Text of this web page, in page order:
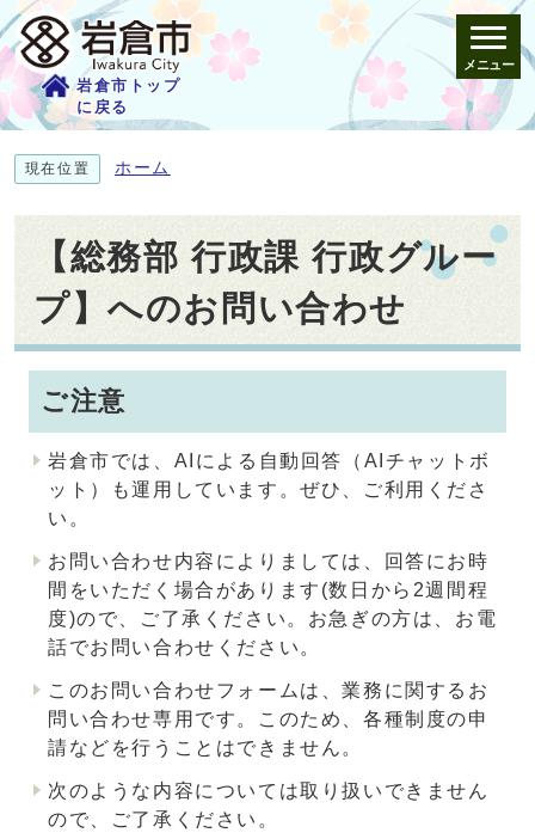
岩倉市トップ
に戻る
メニュー
現在位置 ホーム
【総務部 行政課 行政グルー
プ】へのお問い合わせ
ご注意
岩倉市では、AIによる自動回答（AIチャットボ
ット）も運用しています。ぜひ、ご利用くださ
い。
お問い合わせ内容によりましては、回答にお時
間をいただく場合があります(数日から2週間程
度)ので、ご了承ください。お急ぎの方は、お電
話でお問い合わせください。
このお問い合わせフォームは、業務に関するお
問い合わせ専用です。このため、各種制度の申
請などを行うことはできません。
次のような内容については取り扱いできません
ので、ご了承ください。